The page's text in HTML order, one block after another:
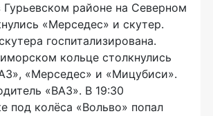
районе на Северном
«Мерседес» и скутер.
госпитализирована.
кольце столкнулись
«Мерседес» и «Мицубиси».
«ВАЗ». В 19:30
под колёса «Вольво» попал